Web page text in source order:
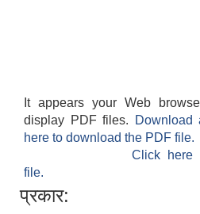
It appears your Web
display PDF files.
here to download the PDF file.
Click here
file.
प्रकार: